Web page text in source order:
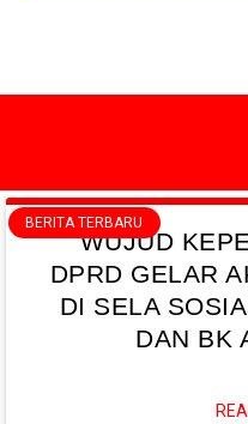
BERITA TERBARU
WUJUD
DPRD GELAR
DI SELA
DAN BK